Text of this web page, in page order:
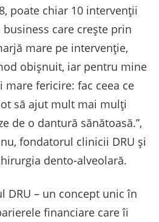
poate chiar 10 intervenții
care crește prin
mare pe intervenție,
obișnuit, iar pentru mine
mare fericire: fac ceea ce
să ajut mult mai mulți
de o dantură sănătoasă.”,
fondatorul clinicii DRU și
dento-alveolară.
DRU – un concept unic în
financiare care îi